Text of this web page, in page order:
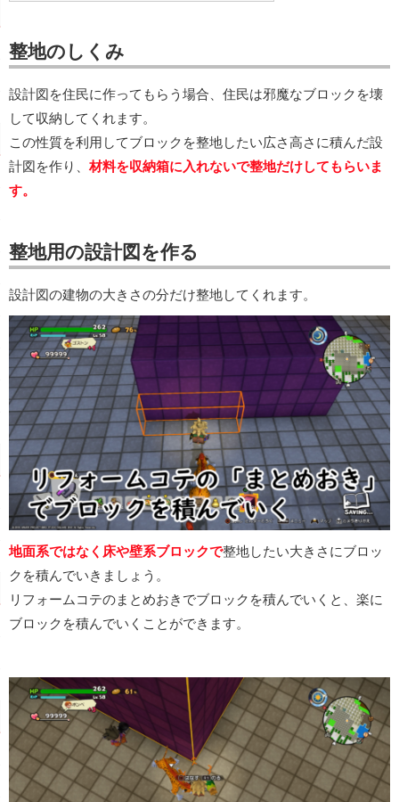
整地のしくみ
設計図を住民に作ってもらう場合、住民は邪魔なブロックを壊
して収納してくれます。
この性質を利用してブロックを整地したい広さ高さに積んだ設
計図を作り、材料を収納箱に入れないで整地だけしてもらいま
す。
整地用の設計図を作る
設計図の建物の大きさの分だけ整地してくれます。
地面系ではなく床や壁系ブロックで整地したい大きさにブロッ
クを積んでいきましょう。
リフォームコテのまとめおきでブロックを積んでいくと、楽に
ブロックを積んでいくことができます。